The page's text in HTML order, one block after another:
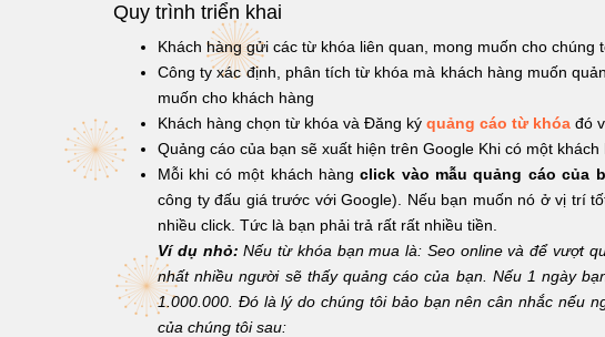
Quy trình triển khai
Khách hàng gửi các từ khóa liên quan, mong muốn cho chúng
Công ty xác định, phân tích từ khóa mà khách hàng muốn
muốn cho khách hàng
Khách hàng chọn từ khóa và Đăng ký quảng cáo từ khóa đó
Quảng cáo của bạn sẽ xuất hiện trên Google Khi có một khách
Mỗi khi có một khách hàngclick vào mẫu quảng cáo của
công ty đấu giá trước với Google). Nếu bạn muốn nó ở vị trí
nhiều click. Tức là bạn phải trả rất rất nhiều tiền.
Ví dụ nhỏ: Nếu từ khóa bạn mua là: Seo online và để vượt
nhất nhiều người sẽ thấy quảng cáo của bạn. Nếu 1 ngày
1.000.000. Đó là lý do chúng tôi bảo bạn nên cân nhắc nếu
của chúng tôi sau: